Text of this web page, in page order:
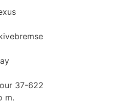
37-622
m.